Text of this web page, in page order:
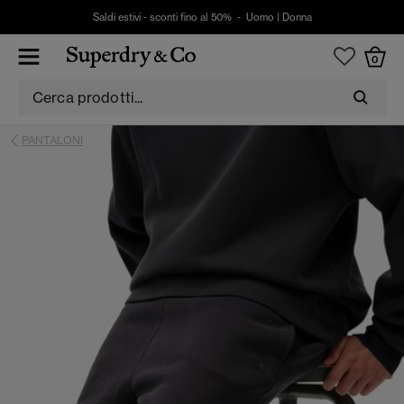
Saldi estivi - sconti fino al 50% - Uomo Donna
0
PANTALONI